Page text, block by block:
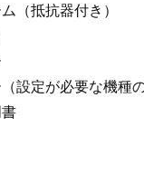
（抵抗器付き）
設定が必要な機種の